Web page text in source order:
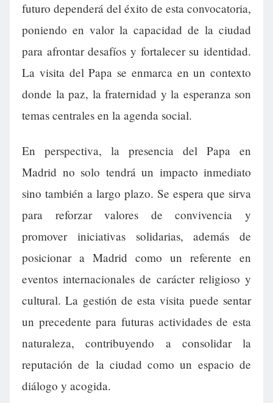
futuro dependerá del éxito de esta convocatoria,
poniendo en valor la capacidad de la ciudad
para afrontar desafíos y fortalecer su identidad.
La visita del Papa se enmarca en un contexto
donde la paz, la fraternidad y la esperanza son
temas centrales en la agenda social.
En perspectiva, la presencia del Papa en
Madrid no solo tendrá un impacto inmediato
sino también a largo plazo. Se espera que sirva
para reforzar valores de convivencia y
promover iniciativas solidarias, además de
posicionar a Madrid como un referente en
eventos internacionales de carácter religioso y
cultural. La gestión de esta visita puede sentar
un precedente para futuras actividades de esta
naturaleza, contribuyendo a consolidar la
reputación de la ciudad como un espacio de
diálogo y acogida.